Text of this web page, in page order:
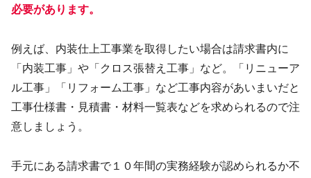
必要があります。
例えば、内装仕上工事業を取得したい場合は請求書内に
「内装工事」や「クロス張替え工事」など。「リニューア
ル工事」「リフォーム工事」など工事内容があいまいだと
工事仕様書・見積書・材料一覧表などを求められるので注
意しましょう。
手元にある請求書で１０年間の実務経験が認められるか不